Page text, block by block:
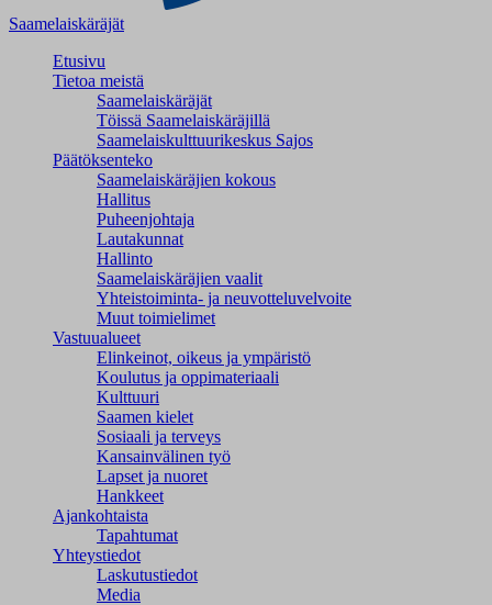
Saamelaiskäräjät
Etusivu
Tietoa meistä
Saamelaiskäräjät
Töissä Saamelaiskäräjillä
Saamelaiskulttuuri­keskus Sajos
Päätöksenteko
Saamelaiskäräjien kokous
Hallitus
Puheenjohtaja
Lautakunnat
Hallinto
Saamelaiskäräjien vaalit
Yhteistoiminta- ja neuvotteluvelvoite
Muut toimielimet
Vastuualueet
Elinkeinot, oikeus ja ympäristö
Koulutus ja oppimateriaali
Kulttuuri
Saamen kielet
Sosiaali ja terveys
Kansainvälinen työ
Lapset ja nuoret
Hankkeet
Ajankohtaista
Tapahtumat
Yhteystiedot
Laskutustiedot
Media